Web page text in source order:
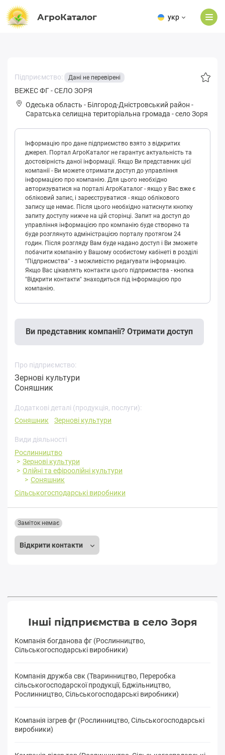
АгроКаталог укр
Підприємство: Дані не перевірені
ВЕЖЕС ФГ - СЕЛО ЗОРЯ
Одеська область - Білгород-Дністровський район -
Сapaтськa селищна територіальна громада -село Зоря
Інформацію про дане підприємство взято з відкритих
джерел. Портал АгроКаталог не гарантує актуальність та
достовірність даної інформації. Якщо Ви представник цієї
компанії - Ви можете отримати доступ до управління
інформацією про компанію. Для цього необхідно
авторизуватися на порталі АгроКаталог - якщо у Вас вже є
обліковий запис, і зареєструватися - якщо облікового
запису ще немає. Після цього необхідно натиснути кнопку
запиту доступу нижче на цій сторінці. Запит на доступ до
управління інформацією про компанію буде створено та
буде розглянуто адміністрацією порталу протягом 24
годин. Після розгляду Вам буде надано доступ і Ви зможете
побачити компанію у Вашому особистому кабінеті в розділі
"Підприємства" - з можливістю редагувати інформацію.
Якщо Вас цікавлять контакти цього підприємства - кнопка
"Відкрити контакти" знаходиться під інформацією про
компанію.
Ви представник компанії? Отримати доступ
Про підприємство:
Зернові культури
Соняшник
Додаткові деталі (продукція, послуги):
Соняшник
Зернові культури
Види діяльності
Рослинництво
Зернові культури
Олійні та ефіроолійні культури
Соняшник
Сільськогосподарські виробники
Відкрити контакти
Заміток немає
Інші підприємства в село Зоря
Компанія богданова фг (Рослинництво,
Сільськогосподарські виробники)
Компанія дружба свк (Тваринництво, Переробка
cільськогосподарскої продукції, Бджільництво,
Рослинництво, Сільськогосподарські виробники)
Компанія ізгрев фг (Рослинництво, Сільськогосподарські
виробники)